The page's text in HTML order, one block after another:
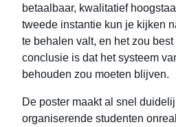
betaalbaar, kwalitatief
tweede instantie kun je kijken
te behalen valt, en het zou
conclusie is dat het systeem
behouden zou moeten blijven.
De poster maakt al snel
organiserende studenten